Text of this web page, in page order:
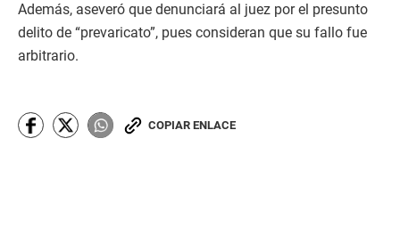
Además, aseveró que denunciará al juez por el presunto
delito de “prevaricato”, pues consideran que su fallo fue
arbitrario.
COPIAR ENLACE